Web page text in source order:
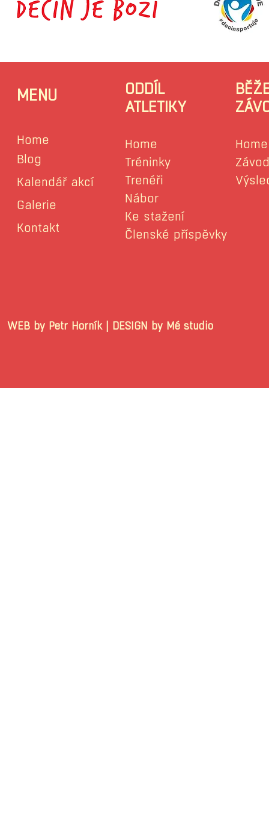
MENU
Home
Blog
Kalendář akcí
Galerie
Kontakt
ODDÍL
ATLETIKY
Home
Tréninky
Trenéři
Nábor
Ke stažení
Členské příspěvky
Home
WEB by Petr Horník | DESIGN by Mé